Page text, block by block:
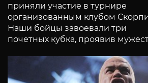
приняли участие в турнире
организованным клубом
Наши бойцы завоевали три
почетных кубка, проявив